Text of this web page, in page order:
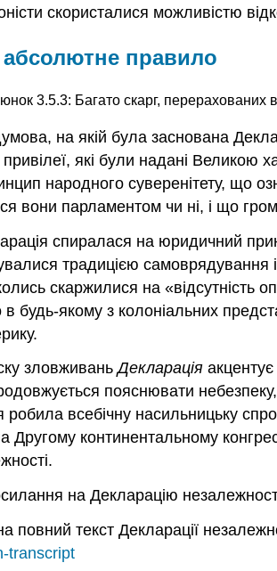
скористалися можливістю
абсолютне правило
3.5.3: Багато скарг, перерахованих
на якій була заснована
які були надані Великою
народного суверенітету, що
вони парламентом чи ні, і що
спиралася на юридичний
традицією самоврядування
колись скаржилися на
в будь-якому з колоніальних
зловживаньДекларація
пояснювати
робила всебічну насильницьку
Другому континентальному
на Декларацію
повний текст Декларації
transcript